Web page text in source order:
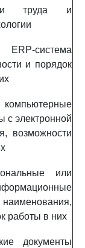
труда и
система
и порядок
с электронной
возможности
или
работы в них
документы